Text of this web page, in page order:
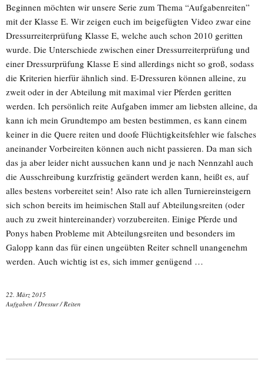
Beginnen möchten wir unsere Serie zum Thema “Aufgabenreiten”
mit der Klasse E. Wir zeigen euch im beigefügten Video zwar eine
Dressurreiterprüfung Klasse E, welche auch schon 2010 geritten
wurde. Die Unterschiede zwischen einer Dressurreiterprüfung und
einer Dressurprüfung Klasse E sind allerdings nicht so groß, sodass
die Kriterien hierfür ähnlich sind. E-Dressuren können alleine, zu
zweit oder in der Abteilung mit maximal vier Pferden geritten
werden. Ich persönlich reite Aufgaben immer am liebsten alleine, da
kann ich mein Grundtempo am besten bestimmen, es kann einem
keiner in die Quere reiten und doofe Flüchtigkeitsfehler wie falsches
aneinander Vorbeireiten können auch nicht passieren. Da man sich
das ja aber leider nicht aussuchen kann und je nach Nennzahl auch
die Ausschreibung kurzfristig geändert werden kann, heißt es, auf
alles bestens vorbereitet sein! Also rate ich allen Turniereinsteigern
sich schon bereits im heimischen Stall auf Abteilungsreiten (oder
auch zu zweit hintereinander) vorzubereiten. Einige Pferde und
Ponys haben Probleme mit Abteilungsreiten und besonders im
Galopp kann das für einen ungeübten Reiter schnell unangenehm
werden. Auch wichtig ist es, sich immer genügend …
22. März 2015
Aufgaben / Dressur/Reiten